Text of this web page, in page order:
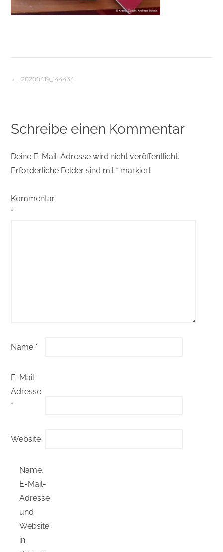
Beitragsnavigation
20200419_144434
Schreibe einen Kommentar
Deine E-Mail-Adresse wird nicht veröffentlicht.
Erforderliche Felder sind mit * markiert
Kommentar
*
Name *
E-Mail-
Adresse
*
Website
Name,
E-Mail-
Adresse
und
Website
in